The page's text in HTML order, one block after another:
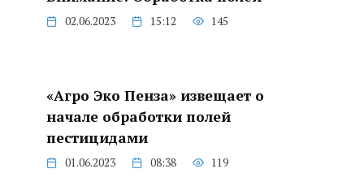
02.06.2023 15:12 145
«Агро Эко Пенза» извещает о
начале обработки полей
пестицидами
01.06.2023 08:38 119